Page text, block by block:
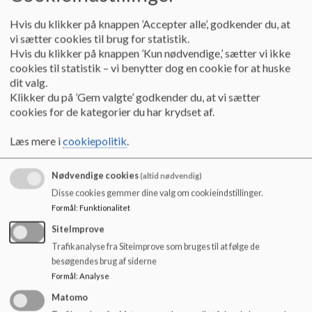
indskrivning til skolestart. Her vil du som forældre få
information om skoledistrikt og skoleindskrivning. I Rudersdal
Kommune starter børnene i et indkøringsforløb den 1. maj, som
vi kalder Mini-SFO, hvor børnene lærer skolen og hinanden at
kende, så de er klar til skolestart i 0. klasse til august.
Indskriv dit barn her
Vi vil i løbet af november invitere til informationsmøde på Holte
Skole, så du kan møde os og høre mere om vores værdier, og
hvordan det er at gå i skole her. På sidenSkolestart
om årets skolestart og det dertil hørende informationsmøde.
Du kan læse mere om vores læring under
SKOLESKIFT
Ønsker du skoleskifte fra én af kommunes andre folkeskoler til
Holte Skole, skal du kontakte kontoret på 4611 4500. Dit barn
kan dog kun blive optaget på en anden skole end distriktsskolen,
Hvis du klikker på knappen ’Accepter alle’, godkender du, at
vi sætter cookies til brug for statistik.
Hvis du klikker på knappen ’Kun nødvendige,’ sætter vi ikke
cookies til statistik – vi benytter dog en cookie for at huske
dit valg.
Klikker du på ’Gem valgte’ godkender du, at vi sætter
cookies for de kategorier du har krydset af.
Læs mere icookiepolitik.
Nødvendige cookies(altid nødvendig)
Disse cookies gemmer dine valg om cookieindstillinger.
Formål: Funktionalitet
SiteImprove
Trafikanalyse fra Siteimprove som bruges til at følge de
besøgendes brug af siderne
Formål: Analyse
Matomo